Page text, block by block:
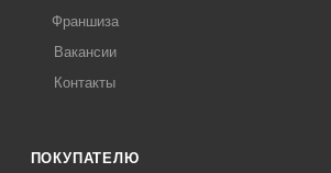
Франшиза
Вакансии
Контакты
ПОКУПАТЕЛЮ